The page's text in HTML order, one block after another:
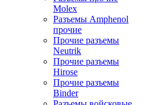
Molex
Разъемы Amphenol
прочие
Прочие разъемы
Neutrik
Прочие разъемы
Hirose
Прочие разъемы
Binder